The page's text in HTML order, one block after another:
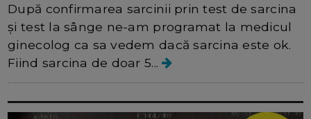
După confirmarea sarcinii prin test de sarcina
și test la sânge ne-am programat la medicul
ginecolog ca sa vedem dacă sarcina este ok.
Fiind sarcina de doar 5...